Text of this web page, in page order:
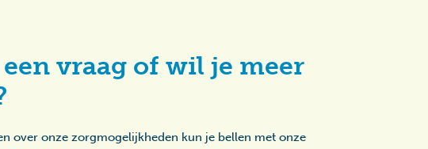
vraag of wil je meer
over onze zorgmogelijkheden kun je bellen met onze